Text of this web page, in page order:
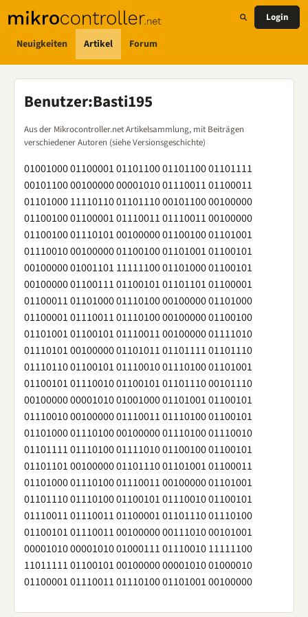
Neuigkeiten Artikel Forum
Login
Benutzer:Basti195
Aus der Mikrocontroller.net Artikelsammlung, mit Beiträgen
verschiedener Autoren (siehe Versionsgeschichte)
01001000 01100001 01101100 01101100 01101111
00101100 00100000 00001010 01110011 01100011
01101000 11110110 01101110 00101100 00100000
01100100 01100001 01110011 01110011 00100000
01100100 01110101 00100000 01100100 01101001
01110010 00100000 01100100 01101001 01100101
00100000 01001101 11111100 01101000 01100101
00100000 01100111 01100101 01101101 01100001
01100011 01101000 01110100 00100000 01101000
01100001 01110011 01110100 00100000 01100100
01101001 01100101 01110011 00100000 01111010
01110101 00100000 01101011 01101111 01101110
01110110 01100101 01110010 01110100 01101001
01100101 01110010 01100101 01101110 00101110
00100000 00001010 01001000 01101001 01100101
01110010 00100000 01110011 01110100 01100101
01101000 01110100 00100000 01110100 01110010
01101111 01110100 01111010 01100100 01100101
01101101 00100000 01101110 01101001 01100011
01101000 01110100 01110011 00100000 01101001
01101110 01110100 01100101 01110010 01100101
01110011 01110011 01100001 01101110 01110100
01100101 01110011 00100000 00111010 00101001
00001010 00001010 01000111 01110010 11111100
11011111 01100101 00100000 00001010 01000010
01100001 01110011 01110100 01101001 00100000